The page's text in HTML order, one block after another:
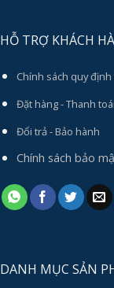
HỖ TRỢ KHÁCH
Chính sách quy
Đặt hàng - Thanh
Đổi trả - Bảo hành
Chính sách bảo
DANH MỤC SẢN